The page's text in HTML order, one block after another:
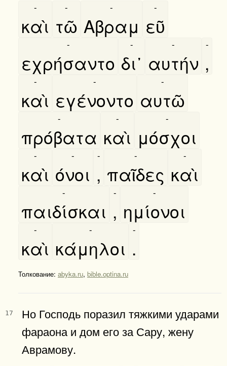
καὶ
-
τῶ
-
Αβραμ
-
εῦ
-
εχρήσαντο
-
δι᾿
-
αυτήν
-
,
-
καὶ
-
εγένοντο
-
αυτῶ
-
πρόβατα
-
καὶ
-
μόσχοι
-
καὶ
-
όνοι
-
,
-
παῖδες
-
καὶ
-
παιδίσκαι
-
,
-
ημίονοι
-
καὶ
-
κάμηλοι
-
.
-
Толкование: abyka.ru, bible.optina.ru
17
Но Господь поразил тяжкими ударами
фараона и дом его за Сару, жену
Аврамову.